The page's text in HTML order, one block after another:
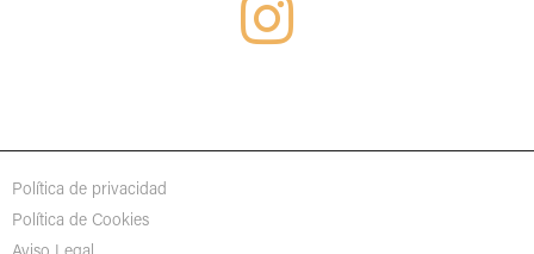
Política de privacidad
Política de Cookies